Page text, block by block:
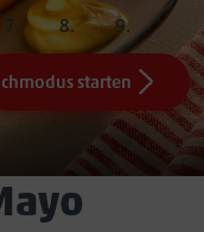
slide
6.
slide
7.
slide
Fertig!
starten
0,5
Würz&Co) 50
Senf (z.B. Würz&Co)
30 Min.
°C
Ei und